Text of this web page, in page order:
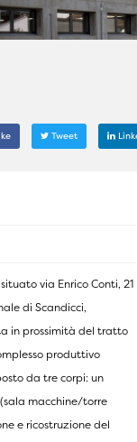
Tweet
via Enrico Conti, 21
di Scandicci,
in prossimità del tratto
produttivo
da tre corpi: un
macchine/torre
e ricostruzione del